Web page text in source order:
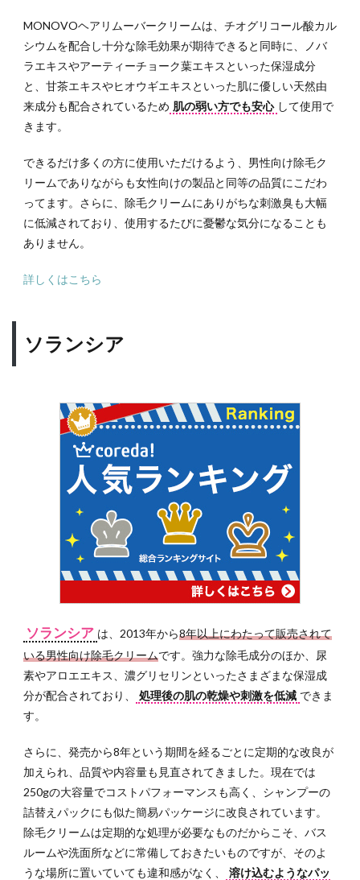
MONOVOヘアリムーバークリームは、チオグリコール酸カル
シウムを配合し十分な除毛効果が期待できると同時に、ノバ
ラエキスやアーティーチョーク葉エキスといった保湿成分
と、甘茶エキスやヒオウギエキスといった肌に優しい天然由
来成分も配合されているため 肌の弱い方でも安心 して使用で
きます。
できるだけ多くの方に使用いただけるよう、男性向け除毛ク
リームでありながらも女性向けの製品と同等の品質にこだわ
ってます。さらに、除毛クリームにありがちな刺激臭も大幅
に低減されており、使用するたびに憂鬱な気分になることも
ありません。
詳しくはこちら
ソランシア
ソランシア は、2013年から8年以上にわたって販売されて
いる男性向け除毛クリームです。強力な除毛成分のほか、尿
素やアロエエキス、濃グリセリンといったさまざまな保湿成
分が配合されており、
処理後の肌の乾燥や刺激を低減 できま
す。
さらに、発売から8年という期間を経るごとに定期的な改良が
加えられ、品質や内容量も見直されてきました。現在では
250gの大容量でコストパフォーマンスも高く、シャンプーの
詰替えパックにも似た簡易パッケージに改良されています。
除毛クリームは定期的な処理が必要なものだからこそ、バス
ルームや洗面所などに常備しておきたいものですが、そのよ
うな場所に置いていても違和感がなく、
溶け込むようなパッ